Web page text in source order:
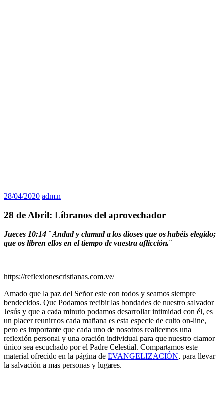
28/04/2020 admin
28 de Abril: Líbranos del aprovechador
Jueces 10:14 ¨ Andad y clamad a los dioses que os habéis elegido;
que os libren ellos en el tiempo de vuestra aflicción.¨
https://reflexionescristianas.com.ve/
Amado que la paz del Señor este con todos y seamos siempre
bendecidos. Que Podamos recibir las bondades de nuestro salvador
Jesús y que a cada minuto podamos desarrollar intimidad con él, es
un placer reunirnos cada mañana es esta especie de culto on-line,
pero es importante que cada uno de nosotros realicemos una
reflexión personal y una oración individual para que nuestro clamor
único sea escuchado por el Padre Celestial. Compartamos este
material ofrecido en la página de EVANGELIZACIÓN, para llevar
la salvación a más personas y lugares.